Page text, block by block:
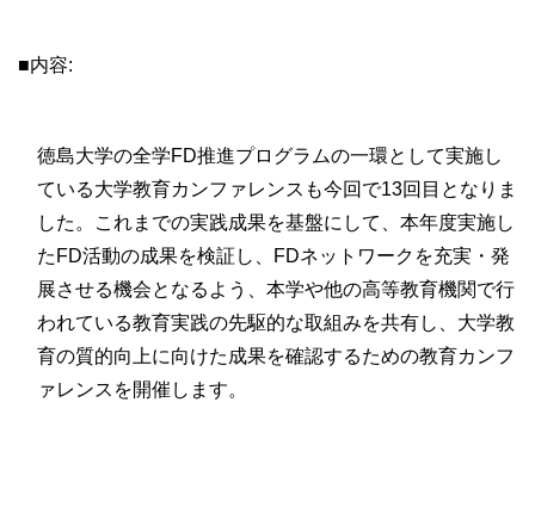
■内容:
徳島大学の全学FD推進プログラムの一環として実施し
ている大学教育カンファレンスも今回で13回目となりま
した。これまでの実践成果を基盤にして、本年度実施し
たFD活動の成果を検証し、FDネットワークを充実・発
展させる機会となるよう、本学や他の高等教育機関で行
われている教育実践の先駆的な取組みを共有し、大学教
育の質的向上に向けた成果を確認するための教育カンフ
ァレンスを開催します。